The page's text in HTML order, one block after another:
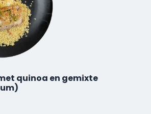
quinoa en gemixte